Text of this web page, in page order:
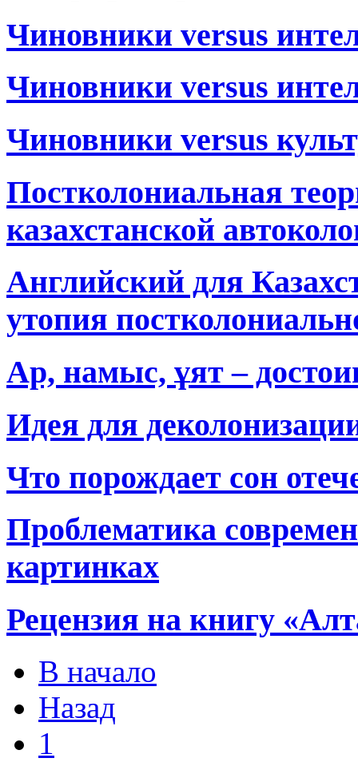
Чиновники versus
Чиновники versus
Чиновники versus
Постколониальная
казахстанской
Английский для
утопия
Ар, намыс, ұят –
Идея для
Что порождает сон
Проблематика
картинках
Рецензия на книгу
В начало
Назад
1